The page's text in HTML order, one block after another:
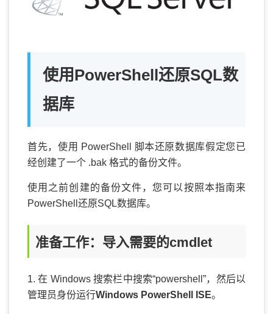
使用PowerShell还原SQL数
据库
首先，使用 PowerShell 脚本还原数据库假定您已
经创建了一个 .bak 格式的备份文件。
使用之前创建的备份文件，您可以按照本指南来
PowerShell还原SQL数据库。
准备工作：导入需要的cmdlet
1. 在 Windows 搜索栏中搜索“powershell”，然后以
管理员身份运行Windows PowerShell ISE。